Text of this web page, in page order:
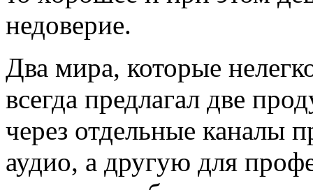
недоверие.
Два мира, которые
всегда предлагал две
через отдельные каналы
аудио, а другую для